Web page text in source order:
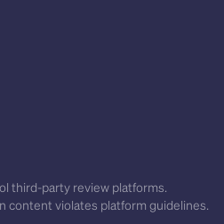
third-party review platforms.
content violates platform guidelines.